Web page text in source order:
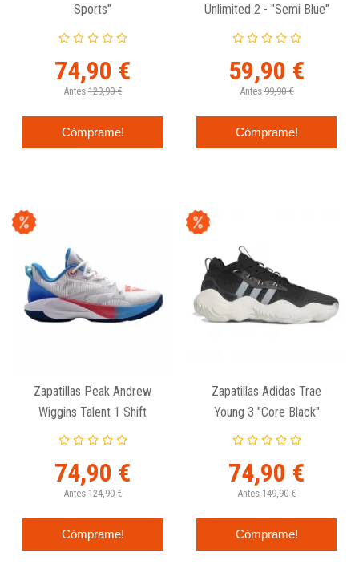
Sports"
74,90 €
Antes 129,90 €
Cómprame!
Unlimited 2 - "Semi Blue"
59,90 €
Antes 99,90 €
Cómprame!
Zapatillas Peak Andrew
Wiggins Talent 1 Shift
74,90 €
Antes 124,90 €
Cómprame!
Zapatillas Adidas Trae
Young 3 "Core Black"
74,90 €
Antes 149,90 €
Cómprame!